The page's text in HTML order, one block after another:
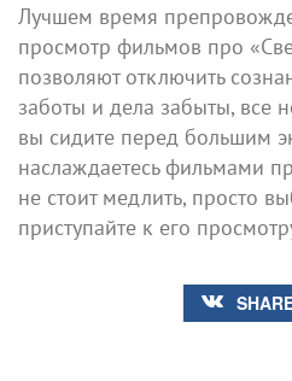
Лучшем время
просмотр фильмов про
позволяют отключить
заботы и дела забыты, все
вы сидите перед большим
наслаждаетесь фильмами
не стоит медлить, просто
приступайте к его